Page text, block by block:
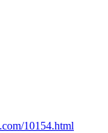
10154.html